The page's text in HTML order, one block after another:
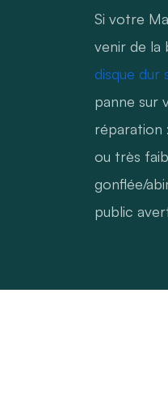
Si votre
venir de la
disque dur
panne sur
réparation :
ou très
gonflée/
public